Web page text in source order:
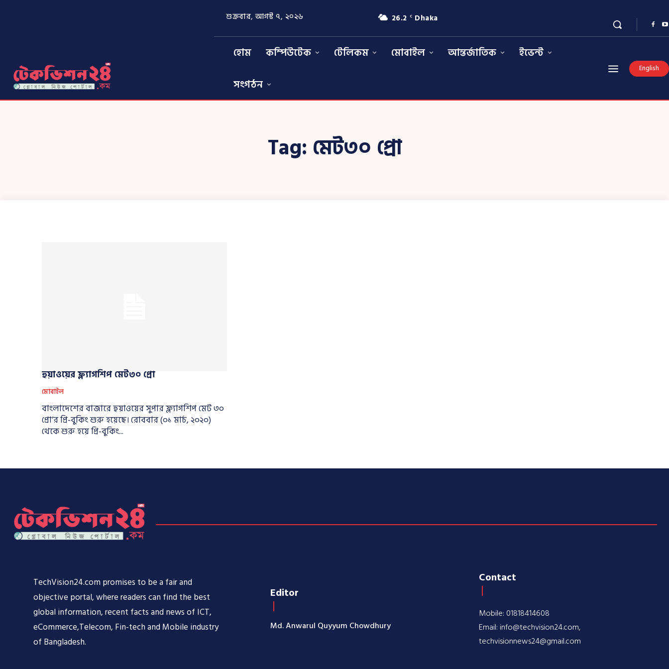
শুক্রবার, আগস্ট ৭, ২০২৬ 26.2 C Dhaka
হোম কম্পিউটেক টেলিকম মোবাইল আন্তর্জাতিক
ইভেন্ট
সংগঠন
English
Tag: মেট৩০ প্রো
হুয়াওয়ের ফ্ল্যাগশিপ মেট৩০ প্রো
মোবাইল
বাংলাদেশের বাজারে হুয়াওয়ের সুপার ফ্ল্যাগশিপ মেট ৩০
প্রো’র প্রি-বুকিং শুরু হয়েছে। রোববার (০১ মার্চ, ২০২০)
থেকে শুরু হয়ে প্রি-বুকিং...
TechVision24.com promises to be a fair and
objective portal, where readers can find the best
global information, recent facts and news of ICT,
eCommerce,Telecom, Fin-tech and Mobile industry
of Bangladesh.
Editor
Md. Anwarul Quyyum Chowdhury
Contact
Mobile: 01818414608
Email: info@techvision24.com,
techvisionnews24@gmail.com